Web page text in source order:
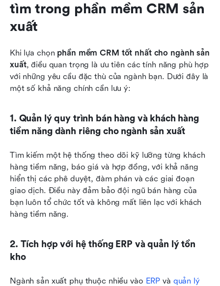
tìm trong phần mềm CRM sản
xuất
Khi lựa chọn phần mềm CRM tốt nhất cho ngành sản
xuất, điều quan trọng là ưu tiên các tính năng phù hợp
với những yêu cầu đặc thù của ngành bạn. Dưới đây là
một số khả năng chính cần lưu ý:
1. Quản lý quy trình bán hàng và khách hàng
tiềm năng dành riêng cho ngành sản xuất
Tìm kiếm một hệ thống theo dõi kỹ lưỡng từng khách
hàng tiềm năng, báo giá và hợp đồng, với khả năng
hiển thị các phê duyệt, đàm phán và các giai đoạn
giao dịch. Điều này đảm bảo đội ngũ bán hàng của
bạn luôn tổ chức tốt và không mất liên lạc với khách
hàng tiềm năng.
2. Tích hợp với hệ thống ERP và quản lý tồn
kho
Ngành sản xuất phụ thuộc nhiều vào ERP và quản lý